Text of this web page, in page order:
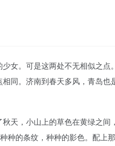
女。可是这两处不无相似之点
同。济南到春天多风，青岛也
天，小山上的草色在黄绿之间
种的条纹，种种的影色。配上